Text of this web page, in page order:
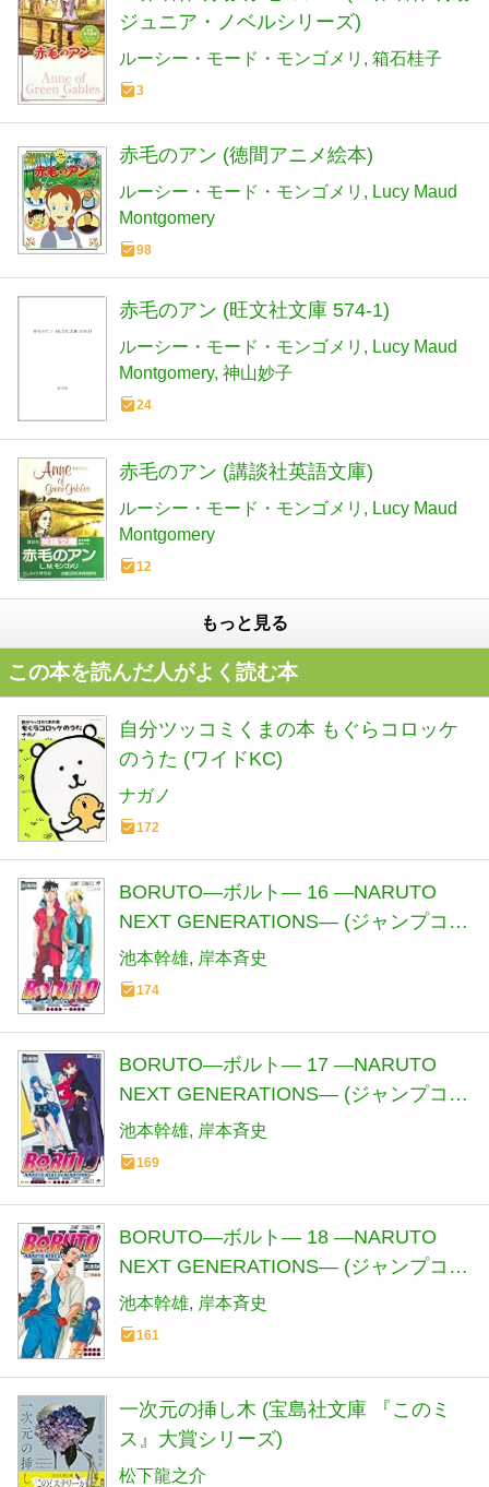
ジュニア・ノベルシリーズ)
ルーシー・モード・モンゴメリ 箱石桂子
3
赤毛のアン (徳間アニメ絵本)
ルーシー・モード・モンゴメリ
Lucy Maud
Montgomery
98
赤毛のアン (旺文社文庫 574-1)
ルーシー・モード・モンゴメリ
Lucy Maud
Montgomery 神山妙子
24
赤毛のアン (講談社英語文庫)
ルーシー・モード・モンゴメリ
Lucy Maud
Montgomery
12
もっと見る
この本を読んだ人がよく読む本
自分ツッコミくまの本 もぐらコロッケ
のうた (ワイドKC)
ナガノ
172
BORUTO―ボルト― 16 ―NARUTO
NEXT GENERATIONS― (ジャンプコミ
ックス)
池本幹雄 岸本斉史
174
BORUTO―ボルト― 17 ―NARUTO
NEXT GENERATIONS― (ジャンプコミ
ックス)
池本幹雄 岸本斉史
169
BORUTO―ボルト― 18 ―NARUTO
NEXT GENERATIONS― (ジャンプコミ
ックス)
池本幹雄 岸本斉史
161
一次元の挿し木 (宝島社文庫 『このミ
ス』大賞シリーズ)
松下龍之介